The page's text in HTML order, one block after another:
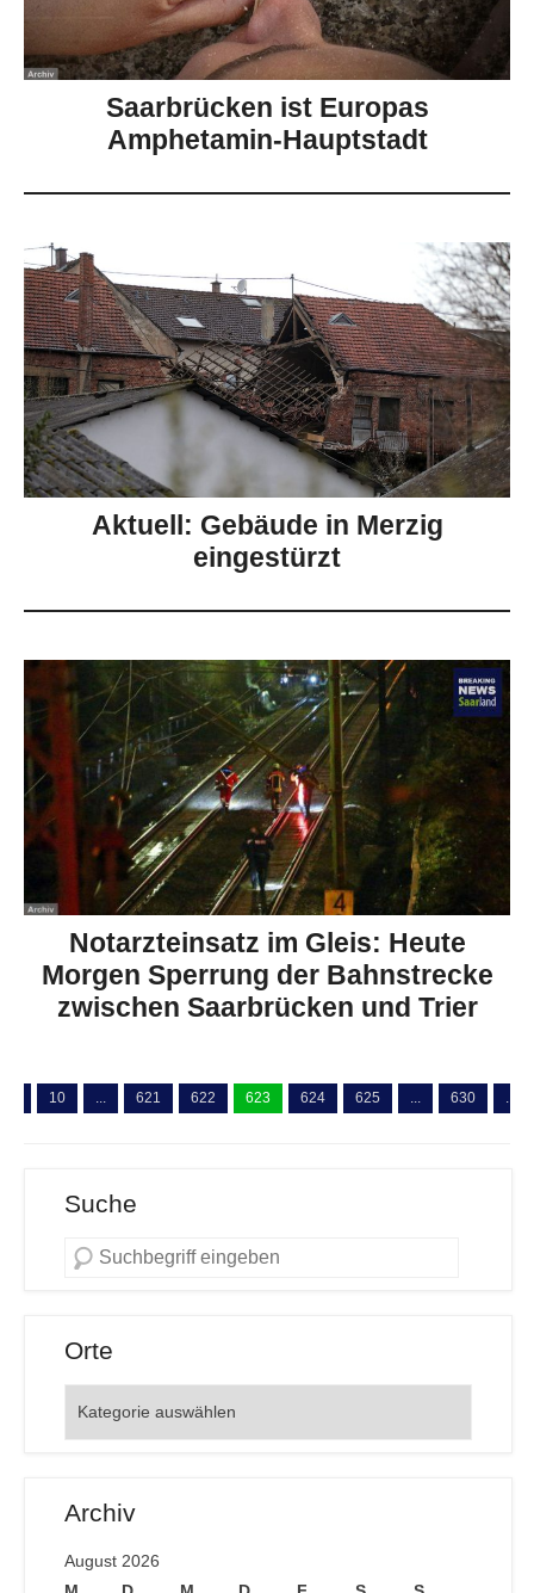
Saarbrücken ist Europas
Amphetamin-Hauptstadt
Aktuell: Gebäude in Merzig
eingestürzt
Notarzteinsatz im Gleis: Heute
Morgen Sperrung der Bahnstrecke
zwischen Saarbrücken und Trier
10 ... 621 622 623 624 625 ... 630 ...
Suche
Orte
Archiv
August 2026